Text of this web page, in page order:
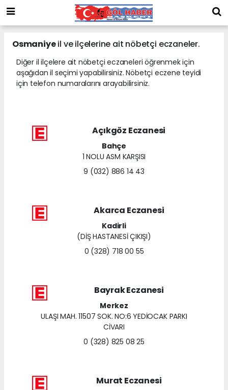
Osmaniyeil ve ilçelerine ait nöbetçi eczaneler.
Diğer il ilçelere ait nöbetçi eczaneleri öğrenmek için
aşağıdan il seçimi yapabilirsiniz. Nöbetçi eczene teyidi
için telefon numaralarını arayabilirsiniz.
Açıkgöz Eczanesi
Bahçe
1 NOLU ASM KARŞISI
9 (032) 886 14 43
Akarca Eczanesi
Kadirli
(DİŞ HASTANESİ ÇIKIŞI)
0 (328) 718 00 55
Bayrak Eczanesi
Merkez
ULAŞI MAH. 11507 SOK. NO:6 YEDİOCAK PARKI
CİVARI
0 (328) 825 08 25
Murat Eczanesi